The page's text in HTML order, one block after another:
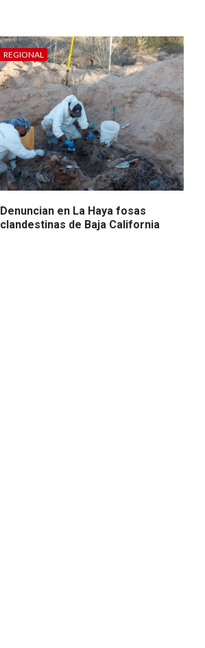
REGIONAL
Denuncian en La Haya fosas
clandestinas de Baja California